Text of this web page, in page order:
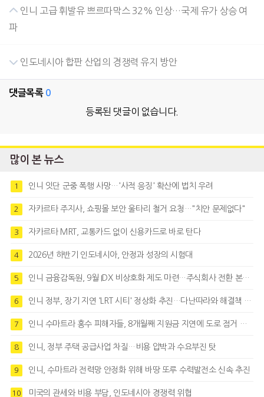
인니 고급 휘발유 쁘르따막스 32% 인상…국제 유가 상승 여
파
인도네시아 합판 산업의 경쟁력 유지 방안
댓글목록 0
등록된 댓글이 없습니다.
많이 본 뉴스
1 인니 잇단 군중 폭행 사망…'사적 응징' 확산에 법치 우려
2 자카르타 주지사, 쇼핑몰 보안 울타리 철거 요청…"치안 문제없다"
3 자카르타 MRT, 교통카드 없이 신용카드로 바로 탄다
4 2026년 하반기 인도네시아, 안정과 성장의 시험대
5 인니 금융감독원, 9월 IDX 비상호화 제도 마련…주식회사 전환 본격화
6 인니 정부, 장기 지연 'LRT 시티' 정상화 추진…다난따라와 해결책 모색
7 인니 수마트라 홍수 피해자들, 8개월째 지원금 지연에 도로 점거 시위
8 인니, 정부 주택 공급사업 차질…비용 압박과 수요부진 탓
9 인니, 수마트라 전력망 안정화 위해 바땅 또루 수력발전소 신속 추진
10 미국의 관세와 비용 부담, 인도네시아 경쟁력 위협